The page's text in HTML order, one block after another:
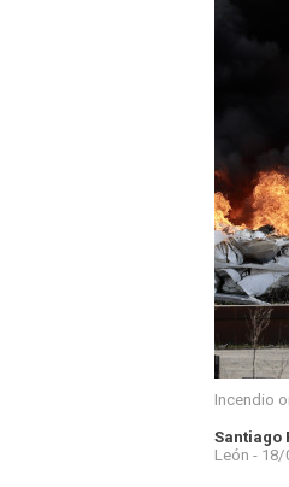
Incendio
Santiago
León - 18/